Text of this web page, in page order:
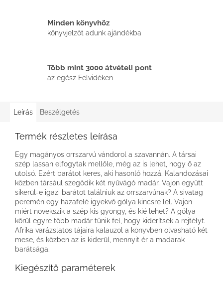
Minden könyvhöz
könyvjelzőt adunk ajándékba
Több mint 3000 átvételi pont
az egész Felvidéken
Leírás Beszélgetés
Termék részletes leírása
Egy magányos orrszarvú vándorol a szavannán. A társai
szép lassan elfogytak mellőle, még az is lehet, hogy ő az
utolsó. Ezért barátot keres, aki hasonló hozzá. Kalandozásai
közben társául szegődik két nyűvágó madár. Vajon együtt
sikerül-e igazi barátot találniuk az orrszarvúnak? A sivatag
peremén egy hazafelé igyekvő gólya kincsre lel. Vajon
miért növekszik a szép kis gyöngy, és kié lehet? A gólya
körül egyre több madár tűnik fel, hogy kiderítsék a rejtélyt.
Afrika varázslatos tájaira kalauzol a könyvben olvasható két
mese, és közben az is kiderül, mennyit ér a madarak
barátsága.
Kiegészítő paraméterek